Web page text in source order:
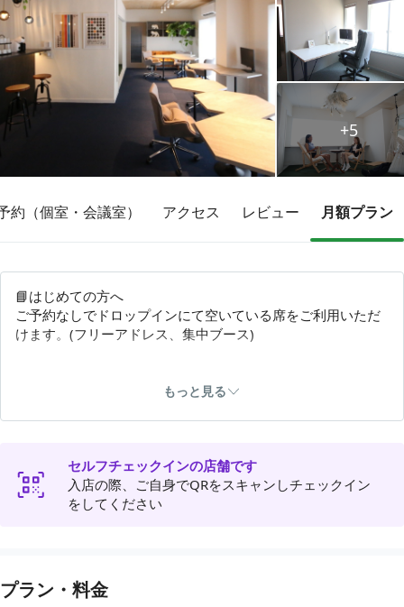
いい会議室（会議室専用スペース）
FCオーナー募集
コワーキング運営DXシステム
E Solution
+5
約（個室・会議室） アクセス レビュー 月額プラン
📘はじめての方へ
ご予約なしでドロップインにて空いている席をご利用いただ
けます。(フリーアドレス、集中ブース)
📘ご利用の際には各箇所へ設置の利用ガイドをご一読くださ
い。
かかります。
もっと見る
セルフチェックインの店舗です
入店の際、ご自身でQRをスキャンしチェックイン
をしてください
プラン・料金